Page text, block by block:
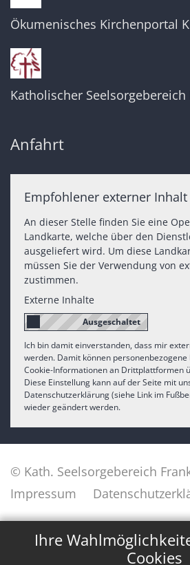
Ihre
Cookies
Ökumenisches Kirchenportal
Katholischer Seelsorgebereich
Anfahrt
Empfohlener externer Inhalt
An dieser Stelle finden Sie eine
Landkarte, welche über den
ausgeliefert wird. Um diese
müssen Sie der Verwendung von
zustimmen.
Externe Inhalte
Ich bin damit einverstanden, dass mir
werden. Damit können personenbezogene
Cookie-Informationen an Drittplattformen
Diese Einstellung kann auf der Seite mit
Datenschutzerklärung (siehe Link im
wieder geändert werden.
© Kath. Seelsorgebereich
Impressum